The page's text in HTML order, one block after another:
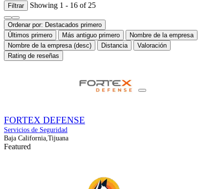
Filtrar Showing 1 - 16 of 25
Ordenar por: Destacados primero
Últimos primero
Más antiguo primero
Nombre de la empresa
Nombre de la empresa (desc)
Distancia
Valoración
Rating de reseñas
FORTEX DEFENSE
Servicios de Seguridad
Baja California,Tijuana
Featured